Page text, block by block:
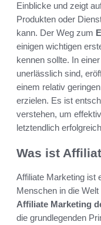
Einblicke und zeigt
Produkten oder
kann. Der Weg zum
einigen wichtigen
kennen sollte. In
unerlässlich sind,
einem relativ
erzielen. Es ist
verstehen, um
letztendlich
Was ist
Affiliate Marketing ist
Menschen in die
Affiliate Marketing
die grundlegenden